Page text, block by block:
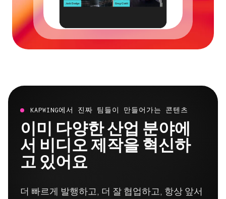
KAPWING에서 진짜 팀들이 만들어가는 콘텐츠
이미 다양한 산업 분야에
서 비디오 제작을 혁신하
고 있어요
더 빠르게 발행하고, 더 잘 협업하고, 항상 앞서